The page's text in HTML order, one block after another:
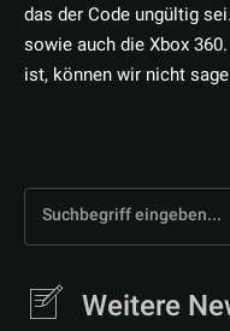
das der Code ungültig
sowie auch die Xbox
ist, können wir nicht
Suchbegriff eingeben...
Weitere